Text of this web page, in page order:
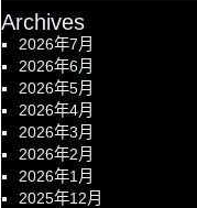
Archives
2026年7月
2026年6月
2026年5月
2026年4月
2026年3月
2026年2月
2026年1月
2025年12月